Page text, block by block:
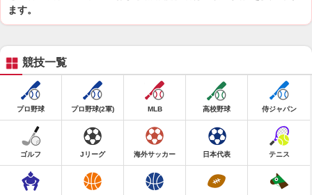
ます。
競技一覧
プロ野球 プロ野球(2軍) MLB 高校野球 侍ジャパン
ゴルフ Jリーグ 海外サッカー 日本代表 テニス